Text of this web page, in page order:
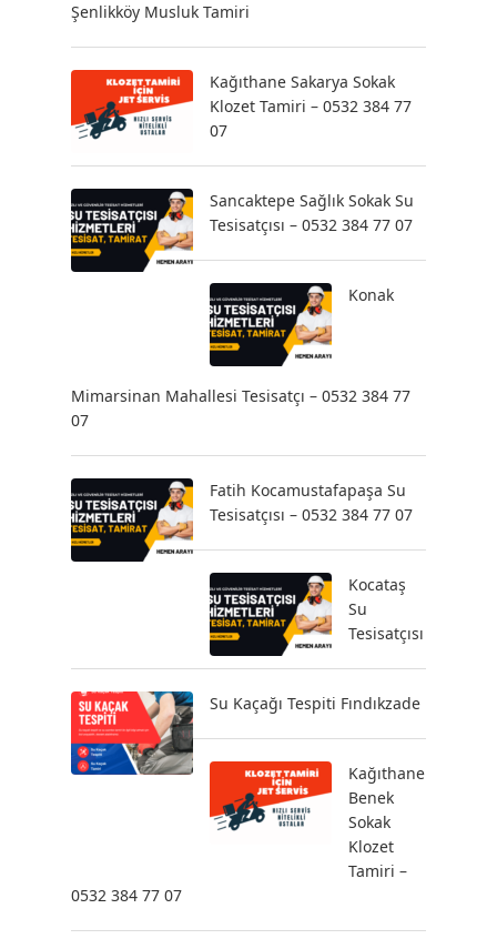
Şenlikköy Musluk Tamiri
Kağıthane Sakarya Sokak
Klozet Tamiri – 0532 384 77
07
Sancaktepe Sağlık Sokak Su
Tesisatçısı – 0532 384 77 07
Konak
Mimarsinan Mahallesi Tesisatçı – 0532 384 77
07
Fatih Kocamustafapaşa Su
Tesisatçısı – 0532 384 77 07
Kocataş
Su
Tesisatçısı
Su Kaçağı Tespiti Fındıkzade
Kağıthane
Benek
Sokak
Klozet
Tamiri –
0532 384 77 07